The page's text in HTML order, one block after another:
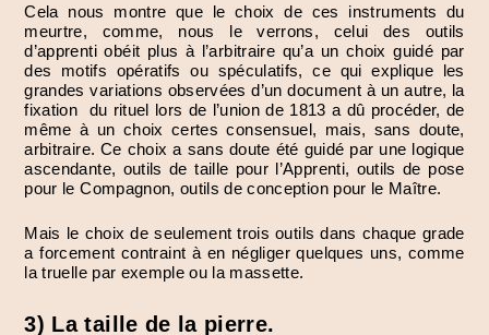
Cela nous montre que le choix de ces instruments du
meurtre, comme, nous le verrons, celui des outils
d’apprenti obéit plus à l’arbitraire qu’a un choix guidé par
des motifs opératifs ou spéculatifs, ce qui explique les
grandes variations observées d’un document à un autre, la
fixation du rituel lors de l’union de 1813 a dû procéder, de
même à un choix certes consensuel, mais, sans doute,
arbitraire. Ce choix a sans doute été guidé par une logique
ascendante, outils de taille pour l’Apprenti, outils de pose
pour le Compagnon, outils de conception pour le Maître.
Mais le choix de seulement trois outils dans chaque grade
a forcement contraint à en négliger quelques uns, comme
la truelle par exemple ou la massette.
3) La taille de la pierre.